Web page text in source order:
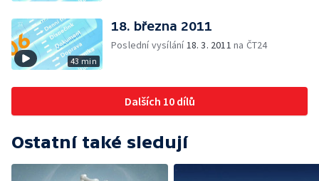
43 min
18. března 2011
Poslední vysílání18. 3. 2011 na ČT24
Dalších 10 dílů
Ostatní také sledují